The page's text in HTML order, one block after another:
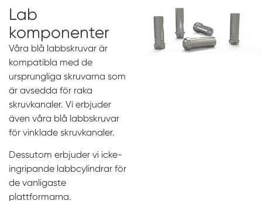
Lab
komponenter
Våra blå labbskruvar är
kompatibla med de
ursprungliga skruvarna som
är avsedda för raka
skruvkanaler. Vi erbjuder
även våra blå labbskruvar
för vinklade skruvkanaler.
Dessutom erbjuder vi icke-
ingripande labbcylindrar för
de vanligaste
plattformarna.